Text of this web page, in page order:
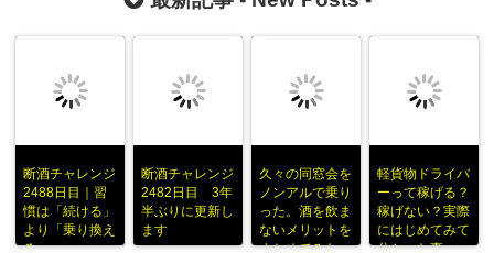
断酒チャレンジ
2488日目｜習
慣は「続ける」
より「乗り換え
る」
断酒チャレンジ
2482日目 3年
半ぶりに更新し
ます
久々の同窓会を
ノンアルで乗り
った。酒を飲ま
ないメリットを
まとめてみた
軽貨物ドライバ
ーって稼げる？
稼げない？実際
にはじめてみて
分かった事